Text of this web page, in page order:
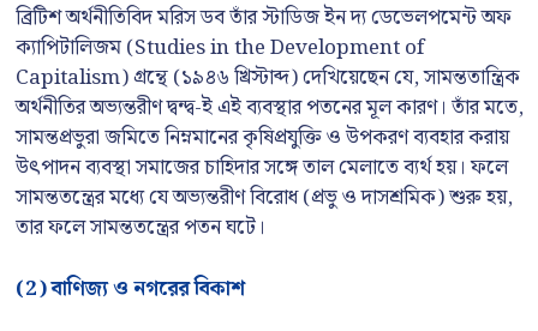
ব্রিটিশ অর্থনীতিবিদ মরিস ডব তাঁর স্টাডিজ ইন দ্য ডেভেলপমেন্ট অফ
ক্যাপিটালিজম (Studies in the Development of
Capitalism) গ্রন্থে (১৯৪৬ খ্রিস্টাব্দ) দেখিয়েছেন যে, সামন্ততান্ত্রিক
অর্থনীতির অভ্যন্তরীণ দ্বন্দ্ব-ই এই ব্যবস্থার পতনের মূল কারণ। তাঁর মতে,
সামন্তপ্রভুরা জমিতে নিম্নমানের কৃষিপ্রযুক্তি ও উপকরণ ব্যবহার করায়
উৎপাদন ব্যবস্থা সমাজের চাহিদার সঙ্গে তাল মেলাতে ব্যর্থ হয়। ফলে
সামন্ততন্ত্রের মধ্যে যে অভ্যন্তরীণ বিরোধ (প্রভু ও দাসশ্রমিক) শুরু হয়,
তার ফলে সামন্ততন্ত্রের পতন ঘটে।
(2)বাণিজ্য ও নগরের বিকাশ